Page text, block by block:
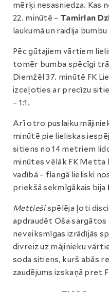
mērķi nesasniedza. Kas
22. minūtē – Tamirlan
laukumā un raidīja
Pēc gūtajiem vārtiem
tomēr bumba spēcīgi
Diemžēl 37. minūtē FK
izceļoties ar precīzu
– 1:1.
Arī otro puslaiku
minūtē pie lieliskas
sitiens no 14 metriem
minūtes vēlāk FK Metta
vadībā – flangā lieliski
priekšā sekmīgākais bija
Mettiešispēlēja ļoti
apdraudēt Oša
neveiksmīgas izrādījās
divreiz uz mājinieku
soda sitiens, kurš abās
zaudējums izskaņā pret